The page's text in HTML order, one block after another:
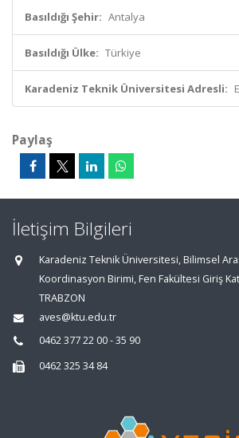
Basıldığı Şehir: Antalya
Basıldığı Ülke: Türkiye
Karadeniz Teknik Üniversitesi Adresli:
Paylaş
İletişim Bilgileri
Karadeniz Teknik Üniversitesi, Bilimsel
Koordinasyon Birimi, Fen Fakültesi Giriş
TRABZON
aves@ktu.edu.tr
0462 377 22 00 - 35 90
0462 325 34 84